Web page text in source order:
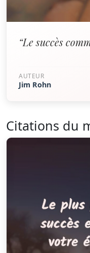
“Le succès
AUTEUR
Jim Rohn
Citations du